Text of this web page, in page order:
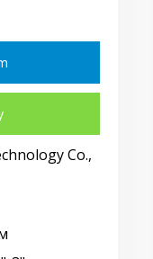
Co.,